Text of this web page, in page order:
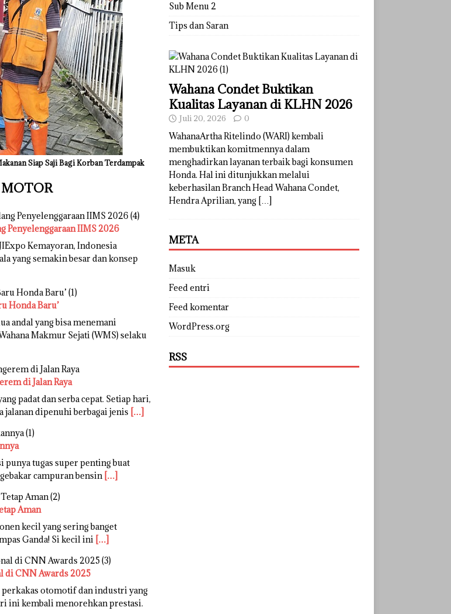
Siap Saji Bagi Korban Terdampak
MOTOR
Penyelenggaraan IIMS 2026
Kemayoran, Indonesia
yang semakin besar dan konsep
Honda Baru’
andal yang bisa menemani
Makmur Sejati (WMS) selaku
di Jalan Raya
padat dan serba cepat. Setiap hari,
jalanan dipenuhi berbagai jenis […]
punya tugas super penting buat
campuran bensin […]
Aman
kecil yang sering banget
Ganda! Si kecil ini […]
di CNN Awards 2025
otomotif dan industri yang
ini kembali menorehkan prestasi.
Sub Menu 2
Tips dan Saran
Wahana Condet Buktikan
Kualitas Layanan di KLHN 2026
Juli 20, 2026 0
WahanaArtha Ritelindo (WARI) kembali
membuktikan komitmennya dalam
menghadirkan layanan terbaik bagi konsumen
Honda. Hal ini ditunjukkan melalui
keberhasilan Branch Head Wahana Condet,
Hendra Aprilian, yang […]
META
Masuk
Feed entri
Feed komentar
WordPress.org
RSS